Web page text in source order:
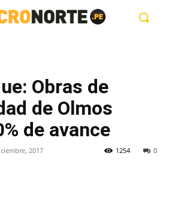
Obras de
de Olmos
de avance
2017 0
1254